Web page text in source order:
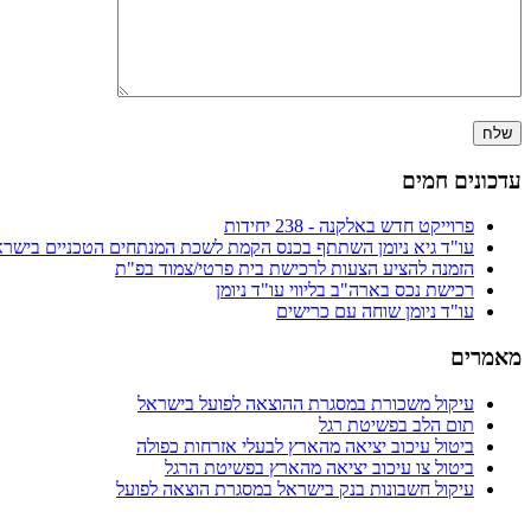
עדכונים חמים
פרוייקט חדש באלקנה - 238 יחידות
עו"ד גיא ניומן השתתף בכנס הקמת לשכת המנתחים הטכניים
הזמנה להציע הצעות לרכישת בית פרטי/צמוד בפ"ת
רכישת נכס בארה"ב בליווי עו"ד ניומן
עו"ד ניומן שוחה עם כרישים
מאמרים
עיקול משכורת במסגרת ההוצאה לפועל בישראל
תום הלב בפשיטת רגל
ביטול עיכוב יציאה מהארץ לבעלי אזרחות כפולה
ביטול צו עיכוב יציאה מהארץ בפשיטת הרגל
עיקול חשבונות בנק בישראל במסגרת הוצאה לפועל